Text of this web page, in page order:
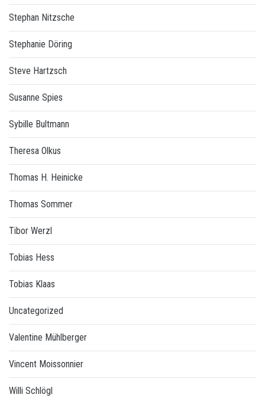
Stephan Nitzsche
Stephanie Döring
Steve Hartzsch
Susanne Spies
Sybille Bultmann
Theresa Olkus
Thomas H. Heinicke
Thomas Sommer
Tibor Werzl
Tobias Hess
Tobias Klaas
Uncategorized
Valentine Mühlberger
Vincent Moissonnier
Willi Schlögl